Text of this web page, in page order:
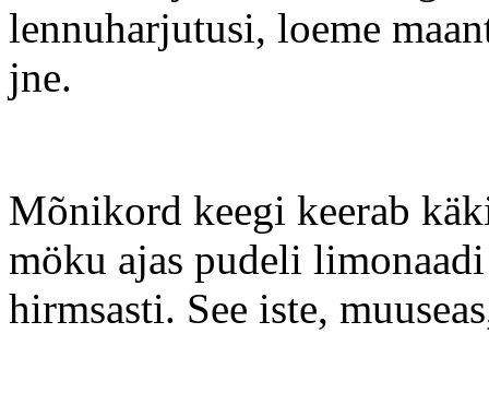
lennuharjutusi, loeme
jne.
Mõnikord keegi keerab
möku ajas pudeli
hirmsasti. See iste,